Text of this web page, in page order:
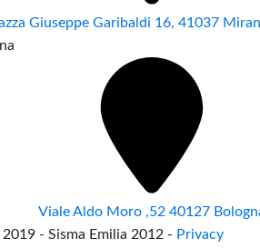
Giuseppe Garibaldi 16, 41037
Viale Aldo Moro ,52 40127
- Sisma Emilia 2012 - Privacy